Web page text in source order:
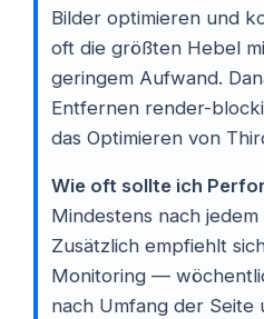
Bilder optimieren und
oft die größten Hebel
geringem Aufwand.
Entfernen render-
das Optimieren von
Wie oft sollte ich
Mindestens nach
Zusätzlich empfiehlt
Monitoring —
nach Umfang der Seite